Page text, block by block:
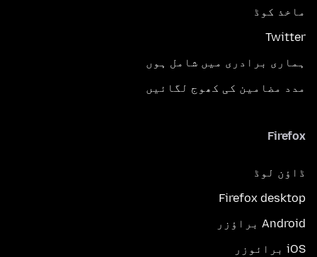
ماخذ کوڈ
Twitter
ہماری برادری میں شامل ہوں
مدد مضامین کی کھوج لگائیں
Firefox
ڈاؤن لوڈ
Firefox desktop
Android براؤزر
iOS برائوزر